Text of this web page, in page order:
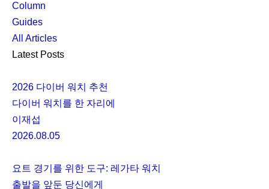
Column
Guides
All Articles
Latest Posts
2026 다이버 워치 추천
다이버 워치를 한 자리에
이재섭
2026.08.05
요트 경기를 위한 도구: 레가타 워치
출발을 앞둔 당신에게